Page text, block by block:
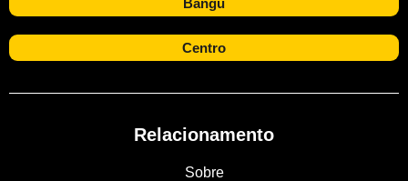
Bangu
Centro
Relacionamento
Sobre